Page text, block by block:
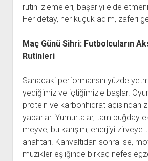
rutin izlemeleri, başarıyı elde
Her detay, her küçük adım, zaferi
Maç Günü Sihri: Futbolcuların
Rutinleri
Sahadaki performansın yüzde
yediğimiz ve içtiğimizle başlar.
protein ve karbonhidrat açısından
yaparlar. Yumurtalar, tam buğday
meyve; bu karışım, enerjiyi zirveye
anahtarı. Kahvaltıdan sonra ise,
müzikler eşliğinde birkaç nefes